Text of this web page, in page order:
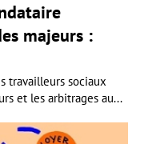
majeurs :
travailleurs sociaux
et les arbitrages au...